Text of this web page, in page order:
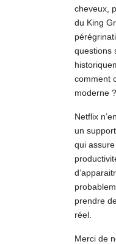
cheveux,
du King
questions
comment
moderne
Netflix
un
qui
prendre
réel.
Merci de